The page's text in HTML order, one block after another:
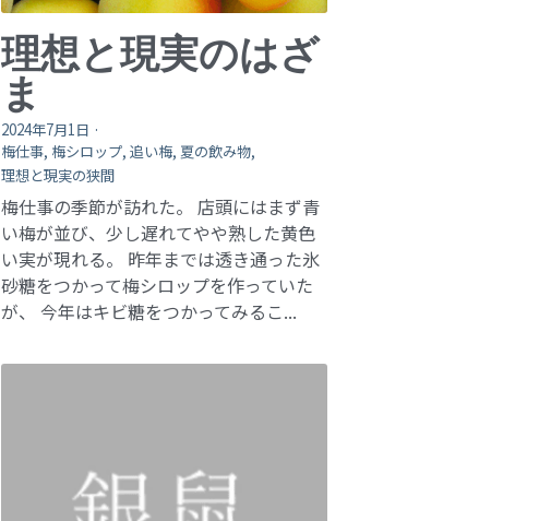
理想と現実のはざ
ま
2024年7月1日 ·
梅仕事, 梅シロップ, 追い梅, 夏の飲み物,
理想と現実の狭間
梅仕事の季節が訪れた。 店頭にはまず青
い梅が並び、少し遅れてやや熟した黄色
い実が現れる。 昨年までは透き通った氷
砂糖をつかって梅シロップを作っていた
が、 今年はキビ糖をつかってみるこ...